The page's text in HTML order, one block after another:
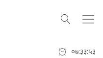
०७:३३:५४